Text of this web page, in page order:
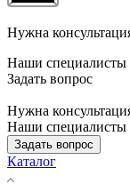
Нужна
Наши специалисты
Задать вопрос
Нужна
Наши специалисты
Задать вопрос
Каталог